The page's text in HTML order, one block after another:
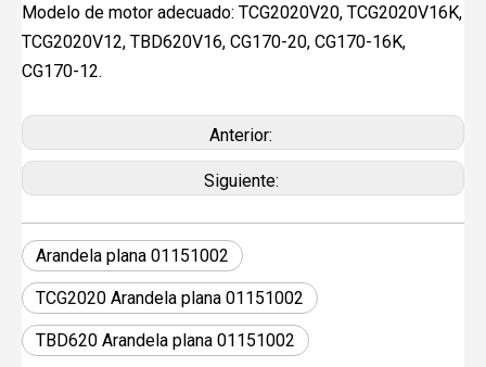
Modelo de motor adecuado: TCG2020V20, TCG2020V16K,
TCG2020V12, TBD620V16, CG170-20, CG170-16K,
CG170-12.
Anterior:
Siguiente:
Arandela plana 01151002
TCG2020 Arandela plana 01151002
TBD620 Arandela plana 01151002